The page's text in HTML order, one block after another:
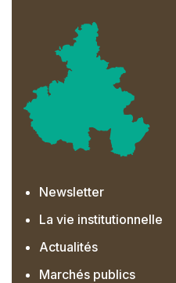
Newsletter
La vie institutionnelle
Actualités
Marchés publics